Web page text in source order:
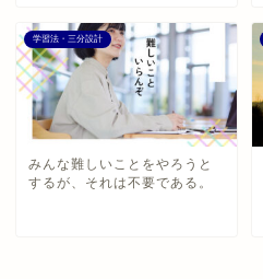
学習法・三分設計
みんな難しいことをやろうと
するが、それは不要である。